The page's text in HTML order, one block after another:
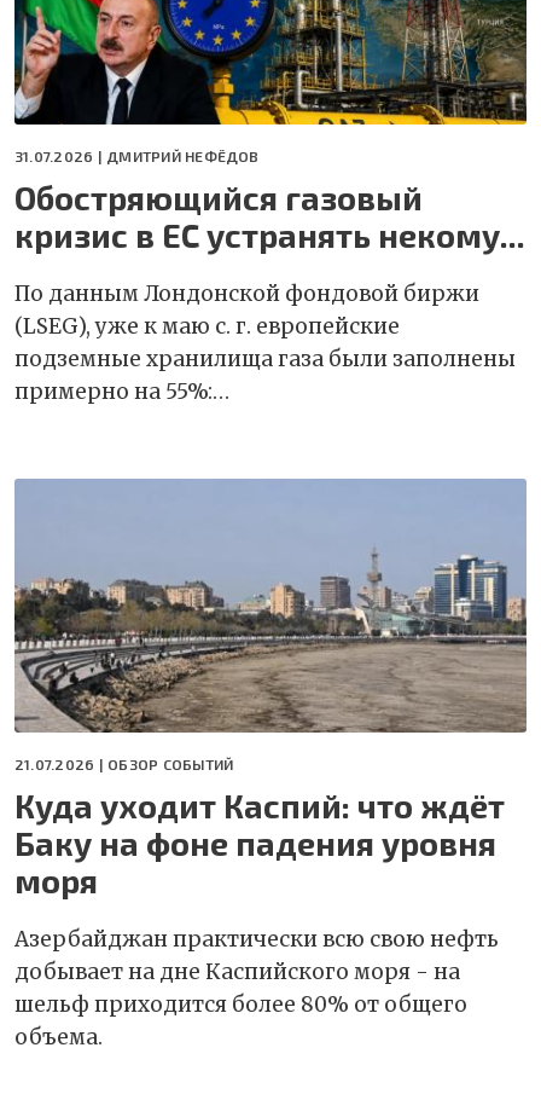
31.07.2026 | ДМИТРИЙ НЕФЁДОВ
Обостряющийся газовый
кризис в ЕС устранять некому...
По данным Лондонской фондовой биржи
(LSEG), уже к маю с. г. европейские
подземные хранилища газа были заполнены
примерно на 55%:…
21.07.2026 | ОБЗОР СОБЫТИЙ
Куда уходит Каспий: что ждёт
Баку на фоне падения уровня
моря
Азербайджан практически всю свою нефть
добывает на дне Каспийского моря - на
шельф приходится более 80% от общего
объема.